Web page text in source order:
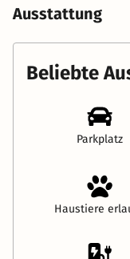
Ausstattung
Beliebte
Parkplatz
Haustiere